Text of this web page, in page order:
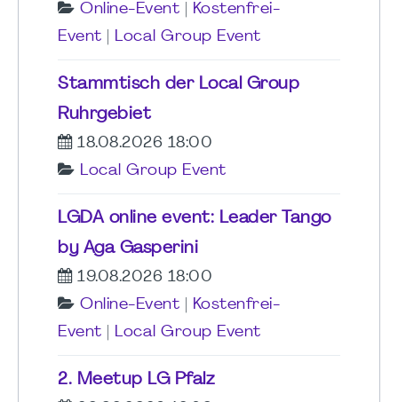
Online-Event
Kostenfrei-
Event
Local Group Event
Stammtisch der Local Group
Ruhrgebiet
18.08.2026 18:00
Local Group Event
LGDA online event: Leader Tango
by Aga Gasperini
19.08.2026 18:00
Online-Event
Kostenfrei-
Event
Local Group Event
2. Meetup LG Pfalz